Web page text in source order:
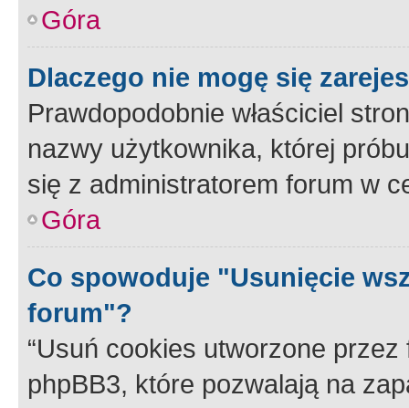
Góra
Dlaczego nie mogę się
Prawdopodobnie właściciel
nazwy użytkownika, której
się z administratorem forum w
Góra
Co spowoduje "Usunięcie
forum"?
“Usuń cookies utworzone
phpBB3, które pozwalają na